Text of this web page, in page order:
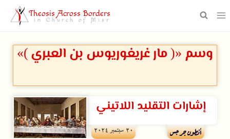
Theosis Across Borders
in Church of Misr
وسم «( مار غريغوريوس بن العبري )»
إشارات التقليد اللاتيني
أنطون جرجس ۲۰ سبتمبر ۲۰۲٤